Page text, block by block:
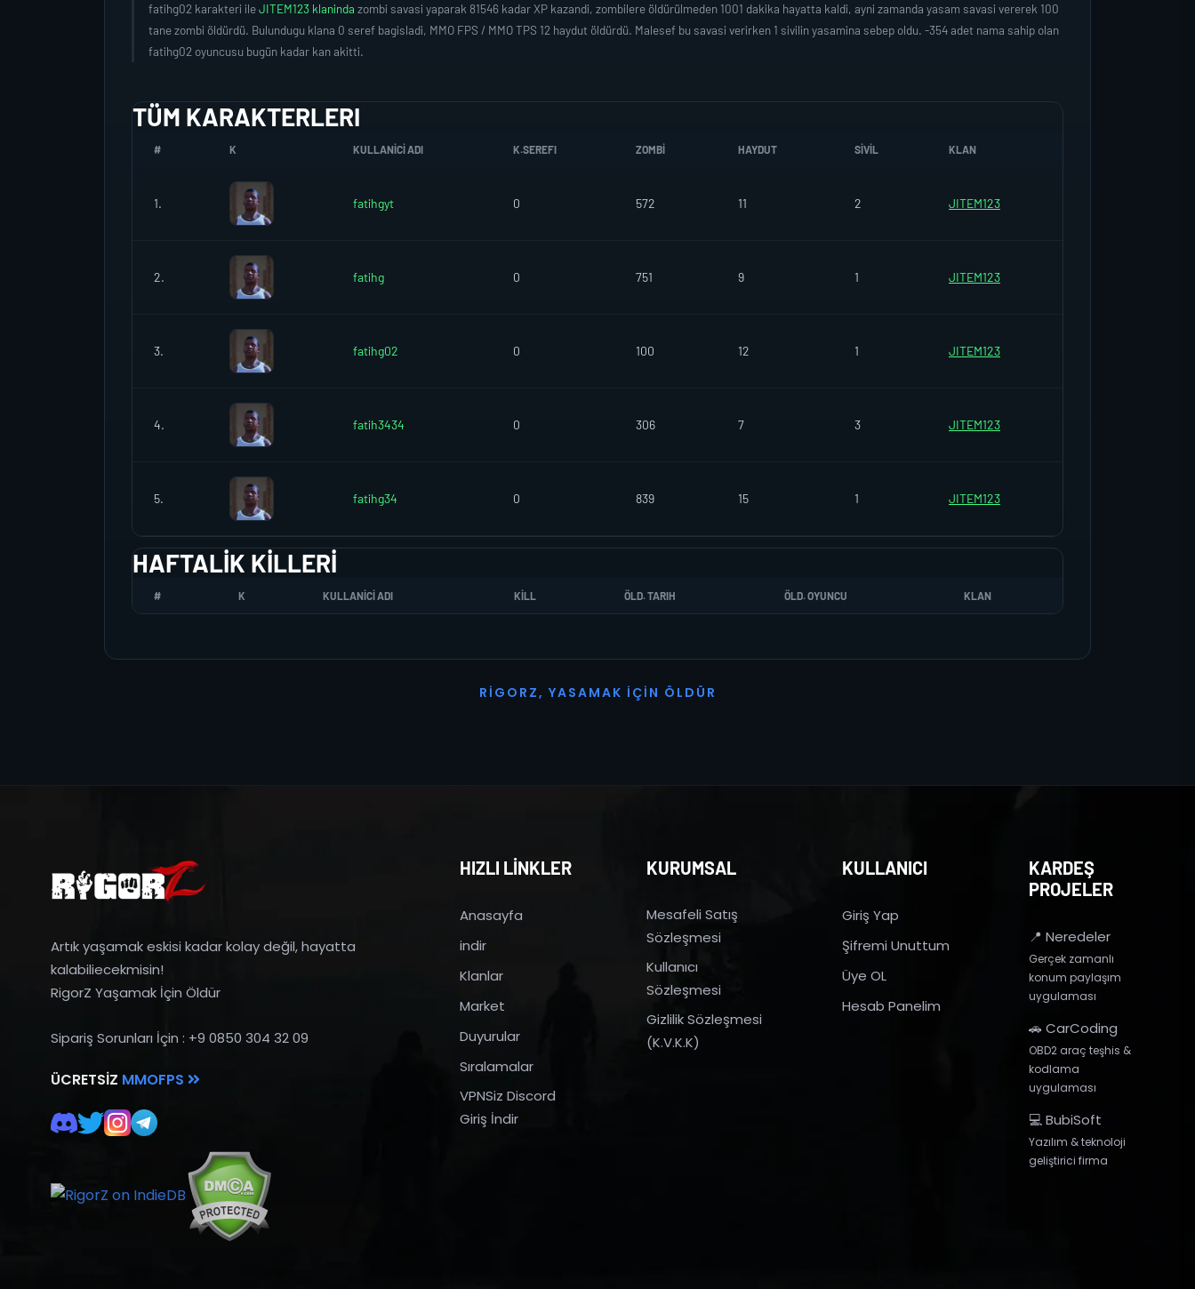
fatihg02 karakteri ileJITEM123 klaninda zombi savasi yaparak 81546 kadar XP kazandi, zombilere öldürülmeden 1001 dakika hayatta kaldi, ayni zamanda yasam savasi vererek 100
tane zombi öldürdü. Bulundugu klana 0 seref bagisladi, MMO FPS / MMO TPS 12 haydut öldürdü. Malesef bu savasi verirken 1 sivilin yasamina sebep oldu. -354 adet nama sahip olan
fatihg02 oyuncusu bugün kadar kan akitti.
TÜM KARAKTERLERI
# K KULLANICI ADI K.SEREFI ZOMBI HAYDUT SIVIL KLAN
1. fatihgyt 0 572 11 2 JITEM123
2. fatihg 0 751 9 1 JITEM123
3. fatihg02 0 100 12 1 JITEM123
4. fatih3434 0 306 7 3 JITEM123
5. fatihg34 0 839 15 1 JITEM123
HAFTALIK KILLERI
# K KULLANICI ADI KILL ÖLD. TARIH ÖLD. OYUNCU KLAN
R I G O R Z, YASAMAK İ ÇI N Ö L D Ü R
Artık yaşamak eskisi kadar kolay değil, hayatta
kalabiliecekmisin!
RigorZ Yaşamak İçin Öldür
Sipariş Sorunları İçin : +9 0850 304 32 09
ÜCRETSIZ MMOFPS
HIZLI LİNKLER
Anasayfa
indir
Klanlar
Market
Duyurular
Sıralamalar
VPNSiz Discord
Giriş İndir
KURUMSAL
Mesafeli Satış
Sözleşmesi
Kullanıcı
Sözleşmesi
Gizlilik Sözleşmesi
(K.V.K.K)
KULLANICI
Giriş Yap
Şifremi Unuttum
Üye OL
Hesab Panelim
KARDEŞ
PROJELER
📍 Neredeler
Gerçek zamanlı
konum paylaşım
uygulaması
🚗 CarCoding
OBD2 araç teşhis &
kodlama
uygulaması
💻 BubiSoft
Yazılım & teknoloji
geliştirici firma